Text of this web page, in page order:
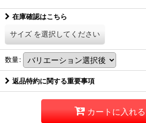
在庫確認はこちら
サイズ を選択してください
数量:
返品特約に関する重要事項
カートに入れる